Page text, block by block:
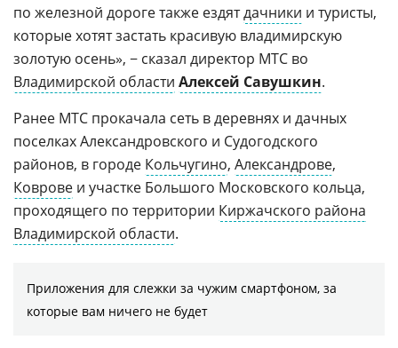
по железной дороге также ездятдачники и туристы,
которые хотят застать красивую владимирскую
золотую осень», − сказал директор МТС во
Владимирской области Алексей Савушкин.
Ранее МТС прокачала сеть в деревнях и дачных
поселках Александровского и Судогодского
районов, в городе Кольчугино, Александрове,
Коврове и участке Большого Московского кольца,
проходящего по территории Киржачского района
Владимирской области.
Приложения для слежки за чужим смартфоном, за
которые вам ничего не будет